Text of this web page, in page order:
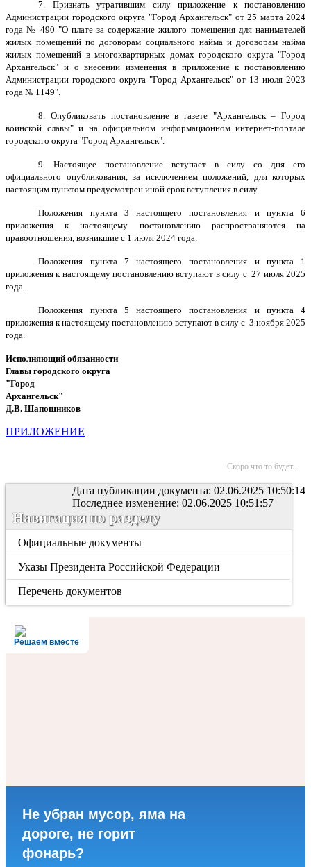
7. Признать утратившим силу приложение к постановлению
Администрации городского округа "Город Архангельск" от 25 марта 2024
года № 490 "О плате за содержание жилого помещения для нанимателей
жилых помещений по договорам социального найма и договорам найма
жилых помещений в многоквартирных домах городского округа "Город
Архангельск" и о внесении изменения в приложение к постановлению
Администрации городского округа "Город Архангельск" от 13 июля 2023
года № 1149".
8. Опубликовать постановление в газете "Архангельск – Город
воинской славы" и на официальном информационном интернет-портале
городского округа "Город Архангельск".
9. Настоящее постановление вступает в силу со дня его
официального опубликования, за исключением положений, для которых
настоящим пунктом предусмотрен иной срок вступления в силу.
Положения пункта 3 настоящего постановления и пункта 6
приложения к настоящему постановлению распространяются на
правоотношения, возникшие с 1 июля 2024 года.
Положения пункта 7 настоящего постановления и пункта 1
приложения к настоящему постановлению вступают в силу с 27 июля 2025
года.
Положения пункта 5 настоящего постановления и пункта 4
приложения к настоящему постановлению вступают в силу с 3 ноября 2025
года.
Исполняющий обязанности
Главы городского округа
"Город
Архангельск"
Д.В. Шапошников
ПРИЛОЖЕНИЕ
Скоро что то будет...
Дата публикации документа: 02.06.2025 10:50:14
Последнее изменение: 02.06.2025 10:51:57
Навигация по разделу
Официальные документы
Указы Президента Российской Федерации
Перечень документов
Решаем вместе
Не убран мусор, яма на
дороге, не горит
фонарь?